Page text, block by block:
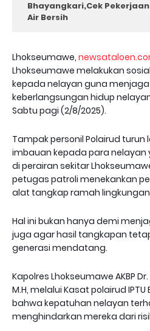
Bhayangkari,Cek
Air Bersih
Lhokseumawe,
Lhokseumawe melakukan
kepada nelayan guna
keberlangsungan hidup
Sabtu pagi (2/8/2025).
Tampak personil Polairud
imbauan kepada para
di perairan sekitar
petugas patroli menekankan
alat tangkap ramah
Hal ini bukan hanya demi
juga agar hasil tangkapan
generasi mendatang.
Kapolres Lhokseumawe AKBP Dr.
M.H, melalui Kasat polairud
bahwa kepatuhan nelayan
menghindarkan mereka dari